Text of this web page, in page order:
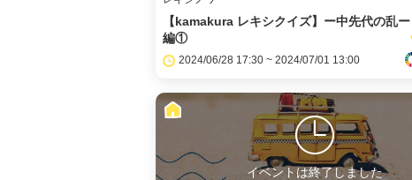
【kamakura レキシクイズ】ー中先代の乱ー
編①
2024/06/28 17:30 ~ 2024/07/01 13:00
イベントは終了しました